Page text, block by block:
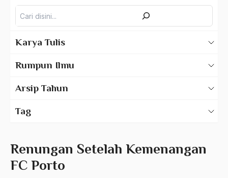
Renungan Setelah Kemenangan
FC Porto
Karya Tulis
Rumpun Ilmu
630 – Agama Dan Filsafat
Arsip Tahun
2023
2022
Tag
A. Mukti Ali
A. Mustofa Bisri